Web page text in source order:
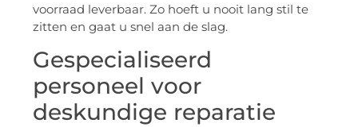
voorraad leverbaar. Zo hoeft u nooit lang stil te
zitten en gaat u snel aan de slag.
Gespecialiseerd
personeel voor
deskundige reparatie